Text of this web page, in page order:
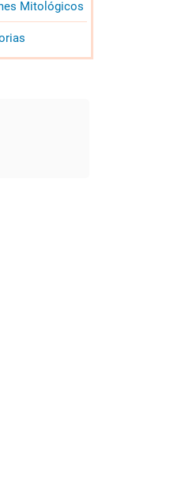
Mitológicos